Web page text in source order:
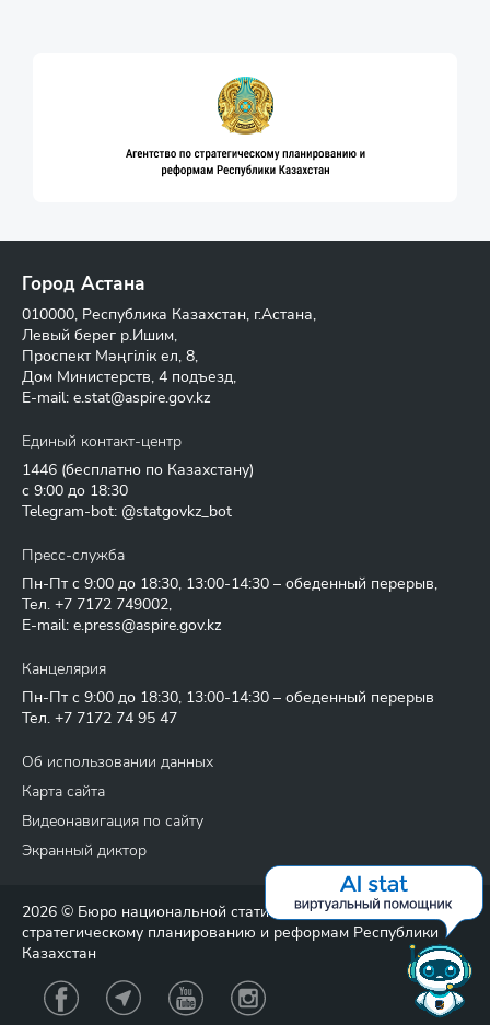
Город Астана
010000, Республика Казахстан, г.Астана,
Левый берег р.Ишим,
Проспект Мәңгілік ел, 8,
Дом Министерств, 4 подъезд,
E-mail: e.stat@aspire.gov.kz
Единый контакт-центр
1446 (бесплатно по Казахстану)
с 9:00 до 18:30
Telegram-bot: @statgovkz_bot
Пресс-служба
Пн-Пт с 9:00 до 18:30, 13:00-14:30 – обеденный перерыв,
Тел. +7 7172 749002,
E-mail: e.press@aspire.gov.kz
Канцелярия
Пн-Пт с 9:00 до 18:30, 13:00-14:30 – обеденный перерыв
Тел. +7 7172 74 95 47
Об использовании данных
Карта сайта
Видеонавигация по сайту
Экранный диктор
2026 © Бюро национальной статистики Агентства по
стратегическому планированию и реформам Республики
Казахстан